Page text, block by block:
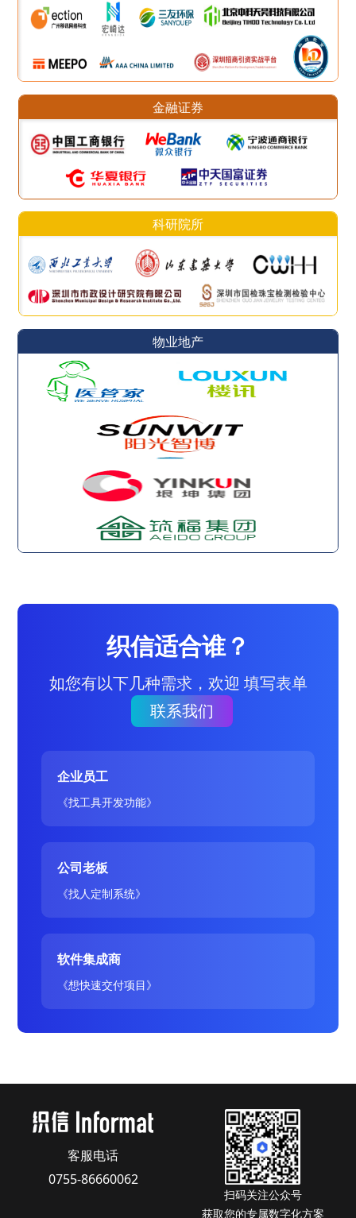
金融证券
科研院所
物业地产
织信适合谁？
如您有以下几种需求，欢迎 填写表单
联系我们
企业员工
《找工具开发功能》
公司老板
《找人定制系统》
软件集成商
《想快速交付项目》
客服电话
0755-86660062
扫码关注公众号
获取您的专属数字化方案